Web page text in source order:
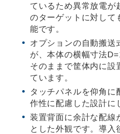
ているため異常放電が
のターゲットに対して
能です。
オプションの自動搬送
が、本体の横幅寸法
そのままで筐体内に設
ています。
タッチパネルを仰角に
作性に配慮した設計に
装置背面に余計な配線
とした外観です。導入